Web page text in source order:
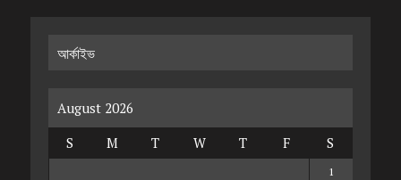
আর্কাইভ
August 2026
S
M T W T F S
1